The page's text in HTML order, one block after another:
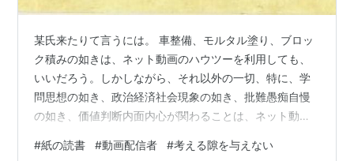
某氏来たりて言うには。 車整備、モルタル塗り、ブロッ
ク積みの如きは、ネット動画のハウツーを利用しても、
いいだろう。しかしながら、それ以外の一切、特に、学
問思想の如き、政治経済社会現象の如き、批難愚痴自慢
の如き、価値判断内面内心が関わることは、ネット動画
情洗脳扇動宣伝に絶大な効果があること、静止画やパン
#紙の読書 #動画配信者 #考える隙を与えない